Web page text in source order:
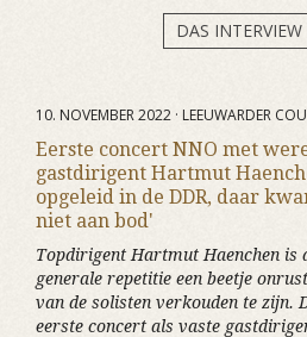
DAS INTERVIEW
10. NOVEMBER 2022 · LEEUWARDER
Eerste concert NNO met
gastdirigent Hartmut
opgeleid in de DDR, daar
niet aan bod'
Topdirigent Hartmut Haenchen is
generale repetitie een beetje
van de solisten verkouden te zijn.
eerste concert als vaste